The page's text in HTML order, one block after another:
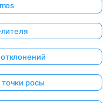
точки росы